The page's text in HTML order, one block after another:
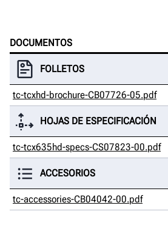
DOCUMENTOS
FOLLETOS
tc-tcxhd-brochure-CB07726-05.pdf
HOJAS DE ESPECIFICACIÓN
tc-tcx635hd-specs-CS07823-00.pdf
ACCESORIOS
tc-accessories-CB04042-00.pdf